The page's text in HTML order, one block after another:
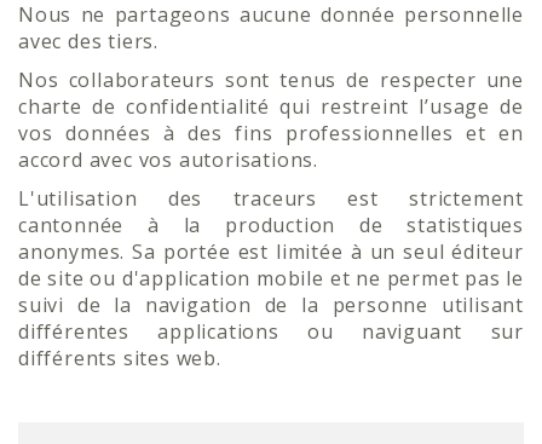
Nous ne partageons aucune donnée personnelle
avec des tiers.
Nos collaborateurs sont tenus de respecter une
charte de confidentialité qui restreint l’usage de
vos données à des fins professionnelles et en
accord avec vos autorisations.
L'utilisation des traceurs est strictement
cantonnée à la production de statistiques
anonymes. Sa portée est limitée à un seul éditeur
de site ou d'application mobile et ne permet pas le
suivi de la navigation de la personne utilisant
différentes applications ou naviguant sur
différents sites web.